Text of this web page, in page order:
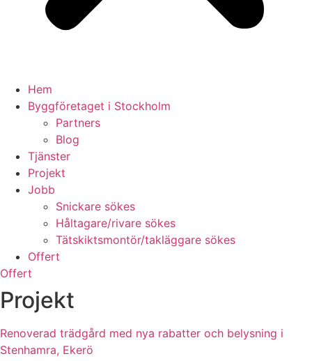
Hem
Byggföretaget i Stockholm
Partners
Blog
Tjänster
Projekt
Jobb
Snickare sökes
Håltagare/rivare sökes
Tätskiktsmontör/takläggare sökes
Offert
Offert
Projekt
Renoverad trädgård med nya rabatter och belysning i
Stenhamra, Ekerö